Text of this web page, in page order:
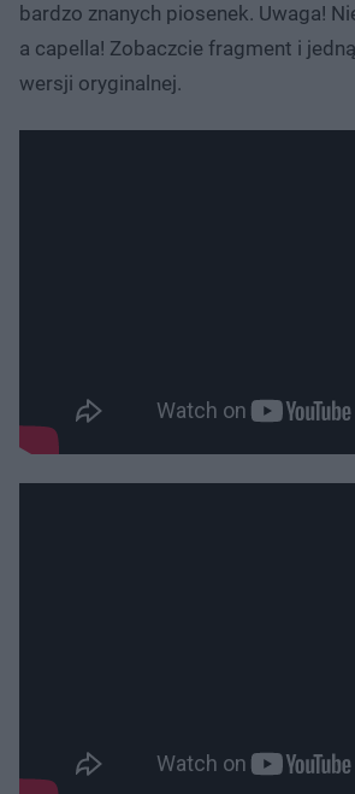
bardzo znanych piosenek. Uwaga!
a capella! Zobaczcie fragment i
wersji oryginalnej.